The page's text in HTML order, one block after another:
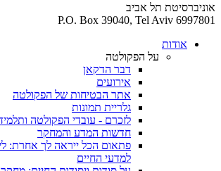
אוניברסיטת תל אביב
P.O. Box 39040, Tel Aviv 6997801
אודות
על הפקולטה
דבר הדקאן
אירועים
אתר הבטיחות של הפקולטה
גלריית תמונות
לזכרם - עובדי הפקולטה
חדשות המדע והמחקר
פתאום הכל ייראה לך אחרת:
למדעי החיים